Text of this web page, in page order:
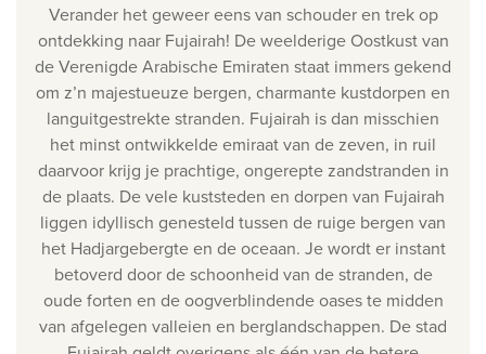
Verander het geweer eens van schouder en trek op
ontdekking naar Fujairah! De weelderige Oostkust van
de Verenigde Arabische Emiraten staat immers gekend
om z’n majestueuze bergen, charmante kustdorpen en
languitgestrekte stranden. Fujairah is dan misschien
het minst ontwikkelde emiraat van de zeven, in ruil
daarvoor krijg je prachtige, ongerepte zandstranden in
de plaats. De vele kuststeden en dorpen van Fujairah
liggen idyllisch genesteld tussen de ruige bergen van
het Hadjargebergte en de oceaan. Je wordt er instant
betoverd door de schoonheid van de stranden, de
oude forten en de oogverblindende oases te midden
van afgelegen valleien en berglandschappen. De stad